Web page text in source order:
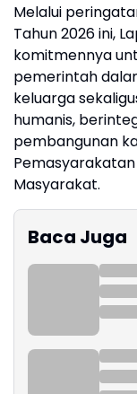
Melalui
Tahun 2026 ini,
komitmennya
pemerintah
keluarga
humanis,
pembangunan
Masyarakat.
Baca Juga